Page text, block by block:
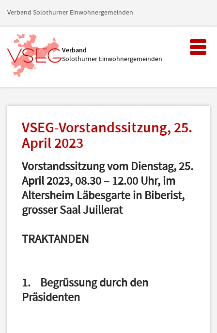
Verband Solothurner Einwohnergemeinden
Verband
Solothurner Einwohnergemeinden
Toggle
VSEG-Vorstandssitzung, 25.
April 2023
Vorstandssitzung vom Dienstag, 25.
April 2023, 08.30 – 12.00 Uhr, im
Altersheim Läbesgarte in Biberist,
grosser Saal Juillerat
1. Begrüssung durch den
Präsidenten